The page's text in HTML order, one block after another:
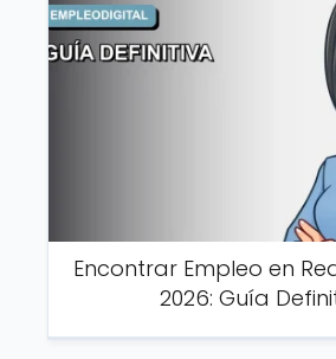
Encontrar Empleo en
2026: Guía